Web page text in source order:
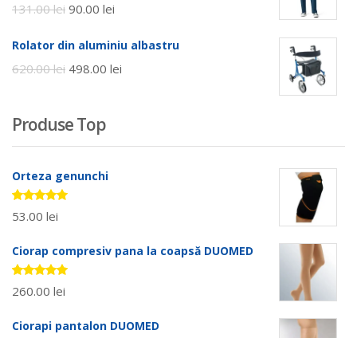
131.00lei 90.00 lei
Rolator din aluminiu albastru
620.00lei 498.00 lei
Produse Top
Orteza genunchi
Evaluat la
5.00stele
53.00 lei
Ciorap compresiv pana la coapsă DUOMED
Evaluat la
5.00stele
260.00 lei
Ciorapi pantalon DUOMED